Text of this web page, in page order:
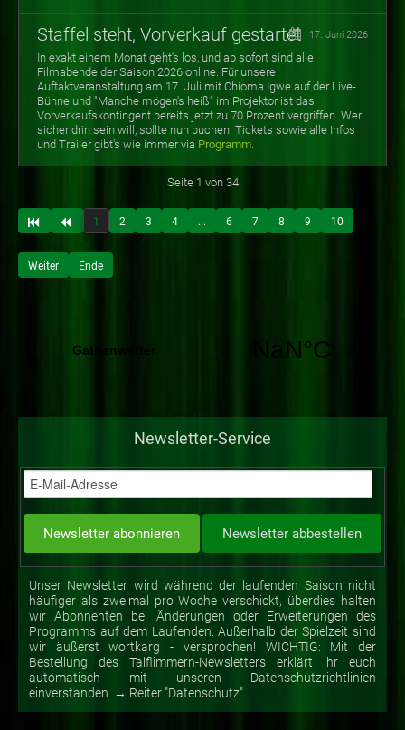
Staffel steht, Vorverkauf gestartet 17. Juni 2026
In exakt einem Monat geht's los, und ab sofort sind alle
Filmabende der Saison 2026 online. Für unsere
Auftaktveranstaltung am 17. Juli mit Chioma Igwe auf der Live-
Bühne und "Manche mögen's heiß" im Projektor ist das
Vorverkaufskontingent bereits jetzt zu 70 Prozent vergriffen. Wer
sicher drin sein will, sollte nun buchen. Tickets sowie alle Infos
und Trailer gibt's wie immer via Programm.
Seite 1 von 34
1 2 3 4 ... 6 7 8 9 10
Weiter Ende
Newsletter-Service
Unser Newsletter wird während der laufenden Saison nicht
häufiger als zweimal pro Woche verschickt, überdies halten
wir Abonnenten bei Änderungen oder Erweiterungen des
Programms auf dem Laufenden. Außerhalb der Spielzeit sind
wir äußerst wortkarg - versprochen! WICHTIG: Mit der
Bestellung des Talflimmern-Newsletters erklärt ihr euch
automatisch mit unseren Datenschutzrichtlinien
einverstanden. → Reiter "Datenschutz"